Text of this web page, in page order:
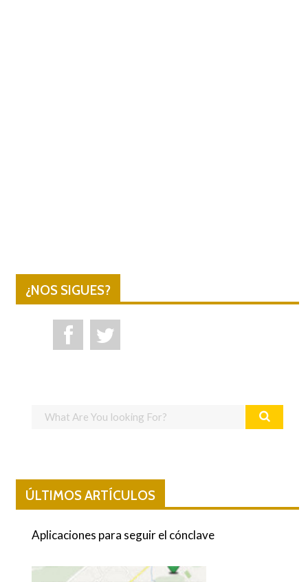
¿NOS SIGUES?
ÚLTIMOS ARTÍCULOS
Aplicaciones para seguir el cónclave